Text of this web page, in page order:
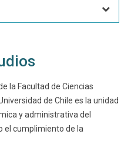
la Facultad de Ciencias
de Chile es la unidad
y administrativa del
el cumplimiento de la